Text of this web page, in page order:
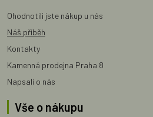
Ohodnotili jste nákup u nás
Náš příběh
Kontakty
Kamenná prodejna Praha 8
Napsali o nás
Vše o nákupu